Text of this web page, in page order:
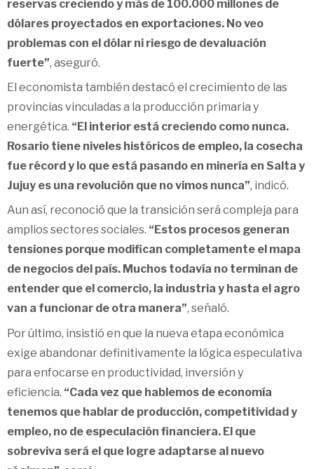
reservas creciendo y más de 100.000 millones de
dólares proyectados en exportaciones. No veo
problemas con el dólar ni riesgo de devaluación
fuerte”, aseguró.
El economista también destacó el crecimiento de las
provincias vinculadas a la producción primaria y
energética. “El interior está creciendo como nunca.
Rosario tiene niveles históricos de empleo, la cosecha
fue récord y lo que está pasando en minería en Salta y
Jujuy es una revolución que no vimos nunca”, indicó.
Aun así, reconoció que la transición será compleja para
amplios sectores sociales. “Estos procesos generan
tensiones porque modifican completamente el mapa
de negocios del país. Muchos todavía no terminan de
entender que el comercio, la industria y hasta el agro
van a funcionar de otra manera”, señaló.
Por último, insistió en que la nueva etapa económica
exige abandonar definitivamente la lógica especulativa
para enfocarse en productividad, inversión y
eficiencia. “Cada vez que hablemos de economía
tenemos que hablar de producción, competitividad y
empleo, no de especulación financiera. El que
sobreviva será el que logre adaptarse al nuevo